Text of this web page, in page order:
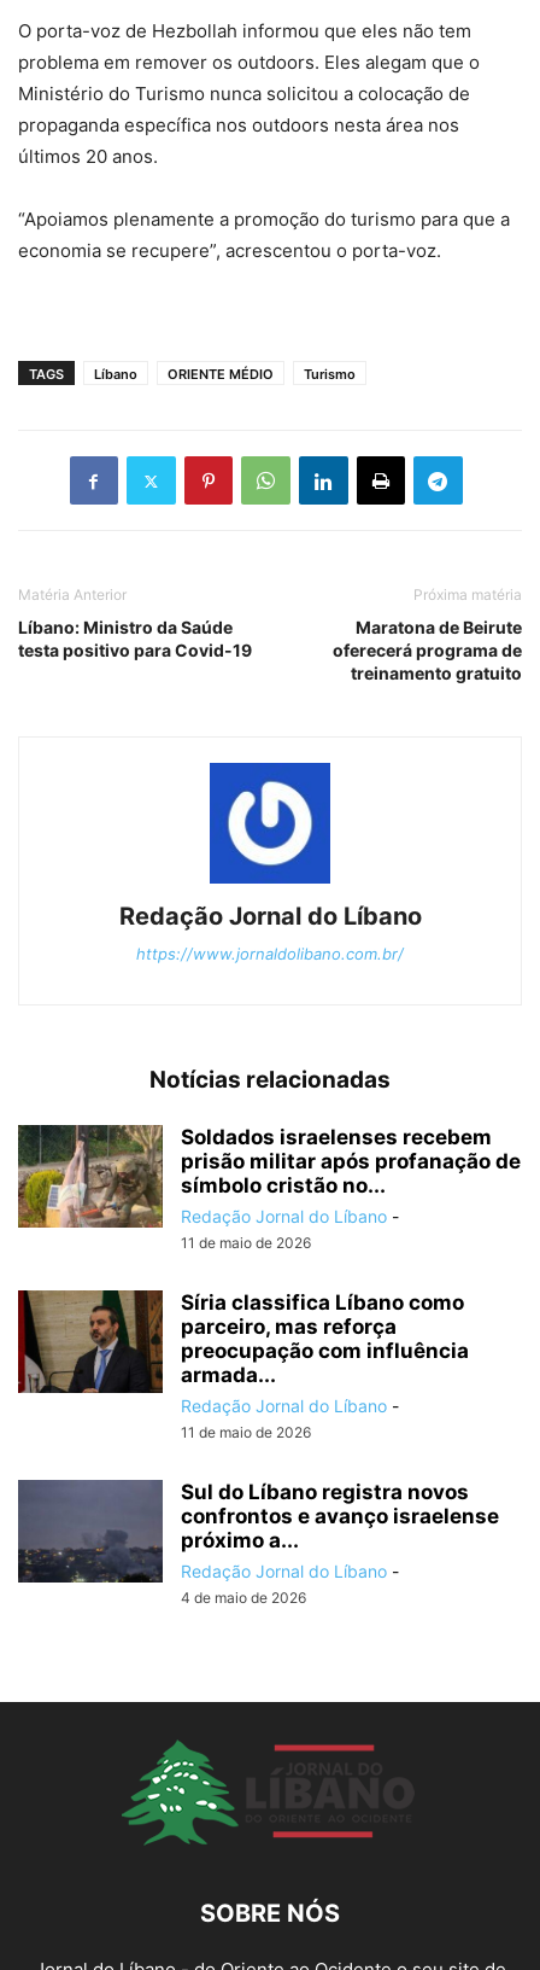
O porta-voz de Hezbollah informou que eles não tem
problema em remover os outdoors. Eles alegam que o
Ministério do Turismo nunca solicitou a colocação de
propaganda específica nos outdoors nesta área nos
últimos 20 anos.
“Apoiamos plenamente a promoção do turismo para que a
economia se recupere”, acrescentou o porta-voz.
TAGS Líbano ORIENTE MÉDIO Turismo
Matéria Anterior
Líbano: Ministro da Saúde
testa positivo para Covid-19
Próxima matéria
Maratona de Beirute
oferecerá programa de
treinamento gratuito
Redação Jornal do Líbano
https://www.jornaldolibano.com.br/
Notícias relacionadas
Soldados israelenses recebem
prisão militar após profanação de
símbolo cristão no...
Redação Jornal do Líbano -
11 de maio de 2026
Síria classifica Líbano como
parceiro, mas reforça
preocupação com influência
armada...
Redação Jornal do Líbano -
11 de maio de 2026
Sul do Líbano registra novos
confrontos e avanço israelense
próximo a...
Redação Jornal do Líbano -
4 de maio de 2026
SOBRE NÓS